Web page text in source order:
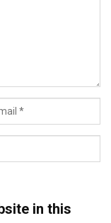
in this